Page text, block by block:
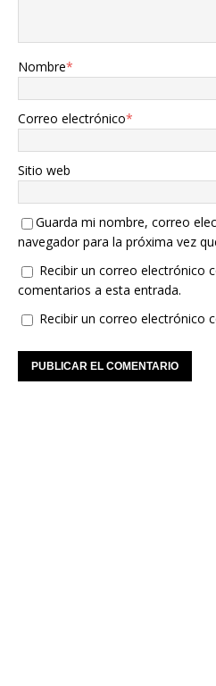
Nombre*
Correo electrónico*
Sitio web
Guarda mi nombre, correo
navegador para la próxima vez
Recibir un correo electrónico
comentarios a esta entrada.
Recibir un correo electrónico